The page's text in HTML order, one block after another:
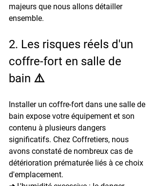
majeurs que nous allons détailler
ensemble.
2. Les risques réels d'un
coffre-fort en salle de
bain ⚠️
Installer un coffre-fort dans une salle de
bain expose votre équipement et son
contenu à plusieurs dangers
significatifs. Chez Coffretiers, nous
avons constaté de nombreux cas de
détérioration prématurée liés à ce choix
d'emplacement.